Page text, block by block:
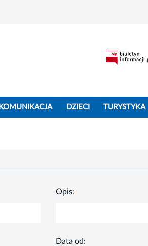
KOMUNIKACJA DZIECI TURYSTYKA
Opis:
Data od: